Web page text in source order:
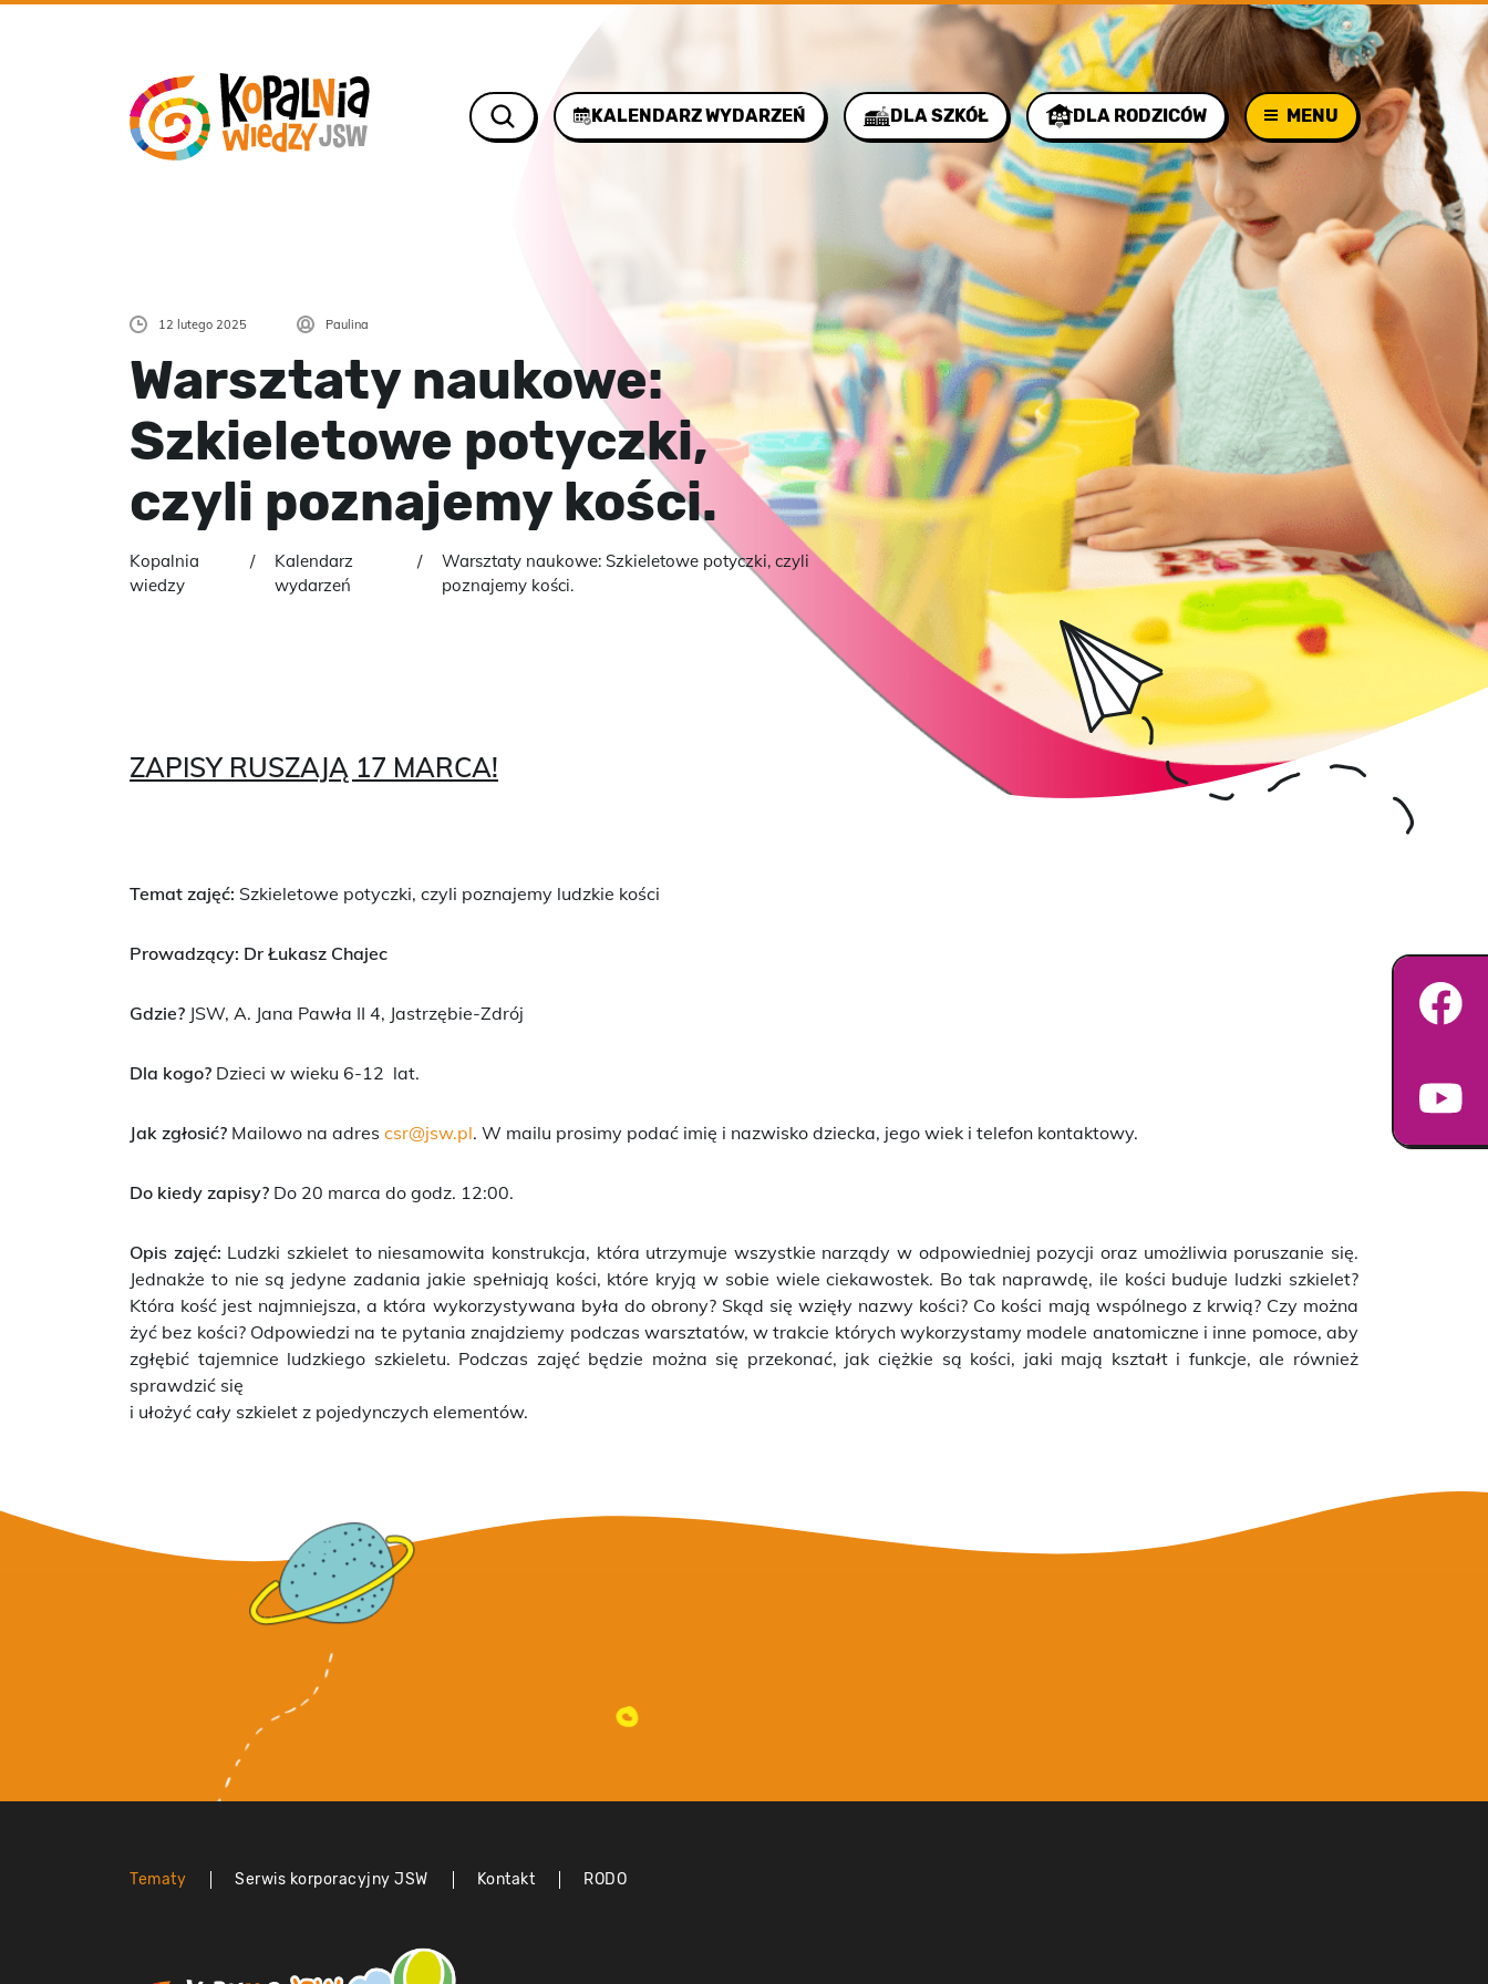
KALENDARZ WYDARZEŃ DLA SZKÓŁ DLA RODZICÓW MENU
12 lutego 2025 Paulina
Warsztaty naukowe:
Szkieletowe potyczki,
czyli poznajemy kości.
Kopalnia
wiedzy
Kalendarz
wydarzeń
Warsztaty naukowe: Szkieletowe potyczki, czyli
poznajemy kości.
ZAPISY RUSZAJĄ 17 MARCA!
Temat zajęć: Szkieletowe potyczki, czyli poznajemy ludzkie kości
Prowadzący: Dr Łukasz Chajec
Gdzie? JSW, A. Jana Pawła II 4, Jastrzębie-Zdrój
Dla kogo? Dzieci w wieku 6-12 lat.
Jak zgłosić? Mailowo na adres csr@jsw.pl. W mailu prosimy podać imię i nazwisko dziecka, jego wiek i telefon kontaktowy.
Do kiedy zapisy? Do 20 marca do godz. 12:00.
Opis zajęć: Ludzki szkielet to niesamowita konstrukcja, która utrzymuje wszystkie narządy w odpowiedniej pozycji oraz umożliwia poruszanie się.
Jednakże to nie są jedyne zadania jakie spełniają kości, które kryją w sobie wiele ciekawostek. Bo tak naprawdę, ile kości buduje ludzki szkielet?
Która kość jest najmniejsza, a która wykorzystywana była do obrony? Skąd się wzięły nazwy kości? Co kości mają wspólnego z krwią? Czy można
żyć bez kości? Odpowiedzi na te pytania znajdziemy podczas warsztatów, w trakcie których wykorzystamy modele anatomiczne i inne pomoce, aby
zgłębić tajemnice ludzkiego szkieletu. Podczas zajęć będzie można się przekonać, jak ciężkie są kości, jaki mają kształt i funkcje, ale również
sprawdzić się
i ułożyć cały szkielet z pojedynczych elementów.
Tematy Serwis korporacyjny JSW Kontakt RODO